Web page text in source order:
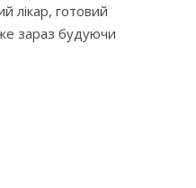
лікар, готовий
зараз будуючи